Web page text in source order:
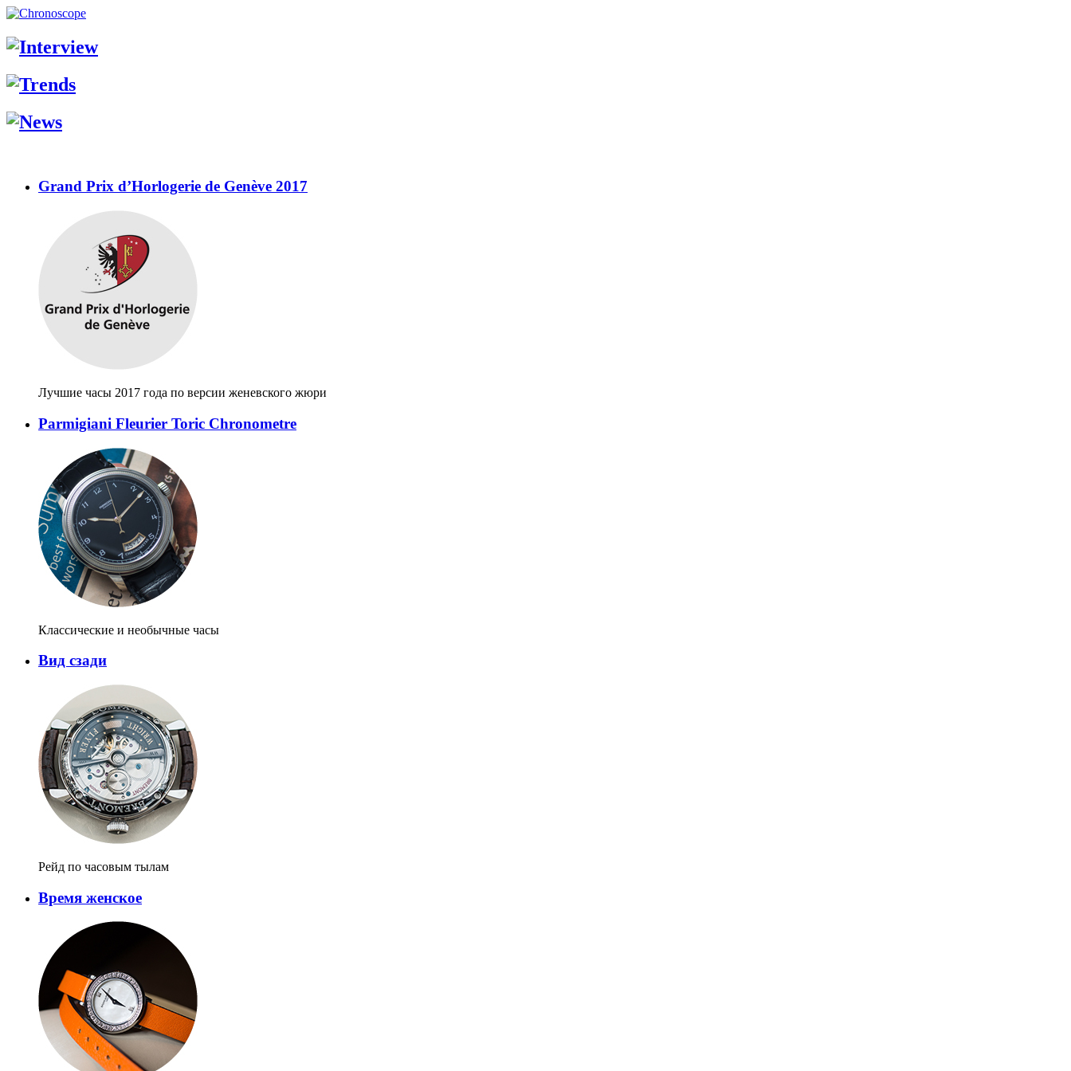
Grand Prix d’Horlogerie de Genève 2017
Лучшие часы 2017 года по версии женевского жюри
Parmigiani Fleurier Toric Chronometre
Классические и необычные часы
Вид сзади
Рейд по часовым тылам
Время женское